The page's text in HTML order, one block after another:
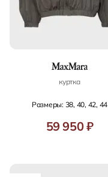
куртка
Размеры: 38, 40, 42, 44
59 950 ₽